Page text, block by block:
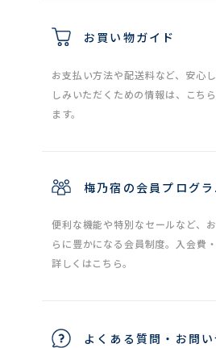
お買い物ガイド
お支払い方法や配送料など、安心
しみいただくための情報は、こち
ます。
梅乃宿の会員プログラ
便利な機能や特別なセールなど、
らに豊かになる会員制度。入会費
詳しくはこちら。
よくある質問・お問